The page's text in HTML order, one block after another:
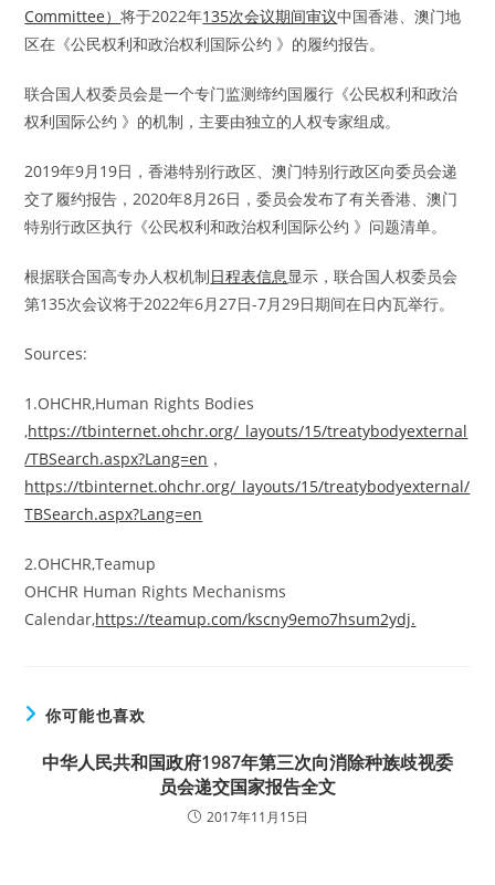
Committee）将于2022年135次会议期间审议中国香港、澳门地
区在《公民权利和政治权利国际公约 》的履约报告。
联合国人权委员会是一个专门监测缔约国履行《公民权利和政治
权利国际公约 》的机制，主要由独立的人权专家组成。
2019年9月19日，香港特别行政区、澳门特别行政区向委员会递
交了履约报告，2020年8月26日，委员会发布了有关香港、澳门
特别行政区执行《公民权利和政治权利国际公约 》问题清单。
根据联合国高专办人权机制日程表信息显示，联合国人权委员会
第135次会议将于2022年6月27日-7月29日期间在日内瓦举行。
Sources:
1.OHCHR,Human Rights Bodies
,https://tbinternet.ohchr.org/_layouts/15/treatybodyexternal
/TBSearch.aspx?Lang=en ，
https://tbinternet.ohchr.org/_layouts/15/treatybodyexternal/
TBSearch.aspx?Lang=en
2.OHCHR,Teamup
OHCHR Human Rights Mechanisms
Calendar,https://teamup.com/kscny9emo7hsum2ydj.
你可能也喜欢
中华人民共和国政府1987年第三次向消除种族歧视委
员会递交国家报告全文
2017年11月15日